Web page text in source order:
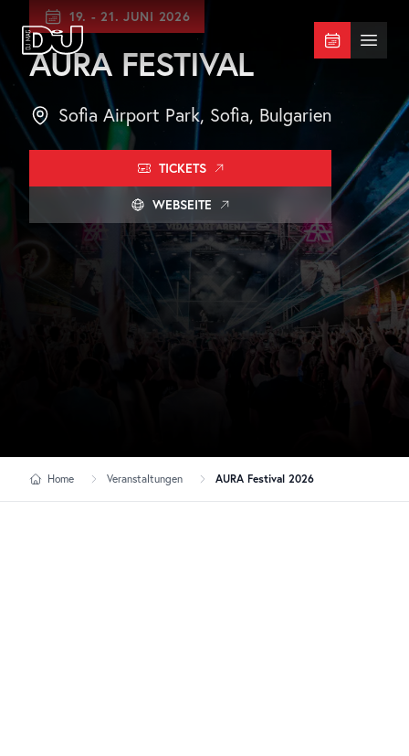
Zum Hauptinhalt springen
DJ Mag Germany Menü
19. - 21. JUNI 2026
AURA FESTIVAL
Sofia Airport Park, Sofia, Bulgarien
TICKETS
WEBSEITE
Home Veranstaltungen AURA Festival 2026